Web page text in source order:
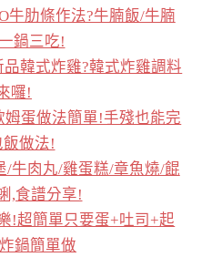
牛肋條作法?牛腩飯/牛腩
鍋三吃!
韓式炸雞?韓式炸雞調料
囉!
蛋做法簡單!手殘也能完
做法!
/牛肉丸/雞蛋糕/章魚燒/餛
,食譜分享!
!超簡單只要蛋+吐司+起
鍋簡單做